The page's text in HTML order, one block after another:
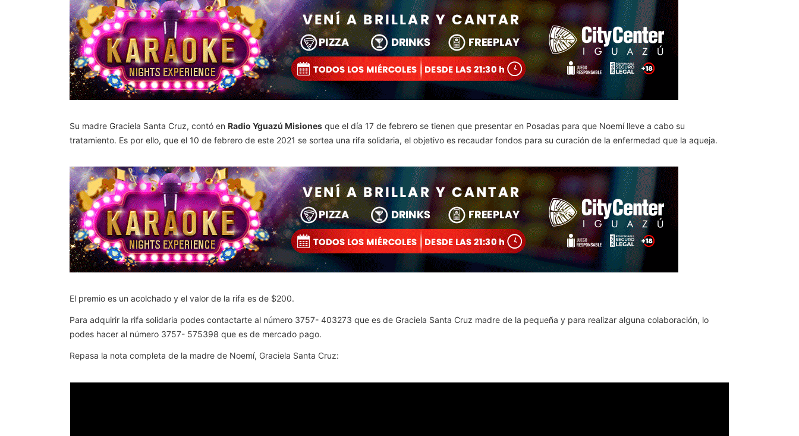
Su madre Graciela Santa Cruz, contó en Radio Yguazú Misiones que el día 17 de febrero se tienen que presentar en Posadas para que Noemí lleve a cabo su
tratamiento. Es por ello, que el 10 de febrero de este 2021 se sortea una rifa solidaria, el objetivo es recaudar fondos para su curación de la enfermedad que la aqueja.
El premio es un acolchado y el valor de la rifa es de $200.
Para adquirir la rifa solidaria podes contactarte al número 3757- 403273 que es de Graciela Santa Cruz madre de la pequeña y para realizar alguna colaboración, lo
podes hacer al número 3757- 575398 que es de mercado pago.
Repasa la nota completa de la madre de Noemí, Graciela Santa Cruz: